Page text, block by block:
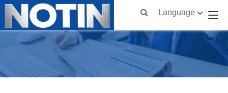
Language